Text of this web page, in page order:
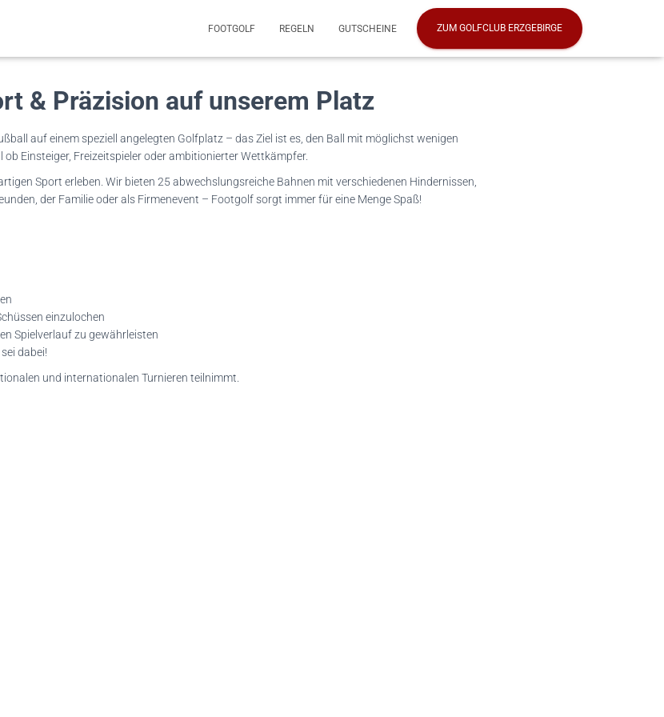
FOOTGOLF REGELN GUTSCHEINE ZUM GOLFCLUB ERZGEBIRGE
& Präzision auf unserem Platz
auf einem speziell angelegten Golfplatz – das Ziel ist es, den Ball mit möglichst wenigen
Einsteiger, Freizeitspieler oder ambitionierter Wettkämpfer.
Sport erleben. Wir bieten 25 abwechslungsreiche Bahnen mit verschiedenen Hindernissen,
der Familie oder als Firmenevent – Footgolf sorgt immer für eine Menge Spaß!
einzulochen
Spielverlauf zu gewährleisten
dabei!
und internationalen Turnieren teilnimmt.